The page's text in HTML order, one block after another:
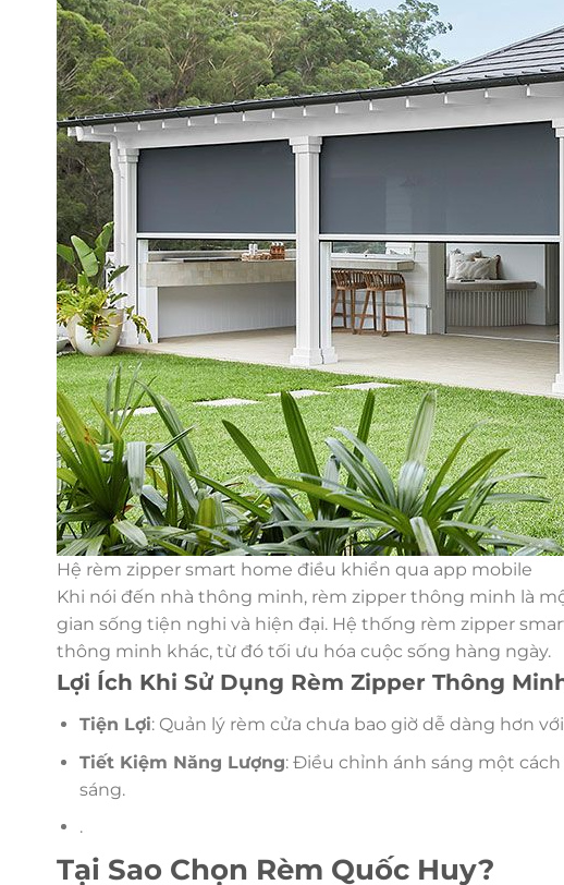
Hệ rèm zipper smart home điều khiển qua app mobile
Khi nói đến nhà thông minh, rèm zipper thông minh là
gian sống tiện nghi và hiện đại. Hệ thống rèm zipper
thông minh khác, từ đó tối ưu hóa cuộc sống hàng ngày.
Lợi Ích Khi Sử Dụng Rèm Zipper Thông
Tiện Lợi: Quản lý rèm cửa chưa bao giờ dễ dàng hơn
Tiết Kiệm Năng Lượng: Điều chỉnh ánh sáng một
sáng.
.
Tại Sao Chọn Rèm Quốc Huy?